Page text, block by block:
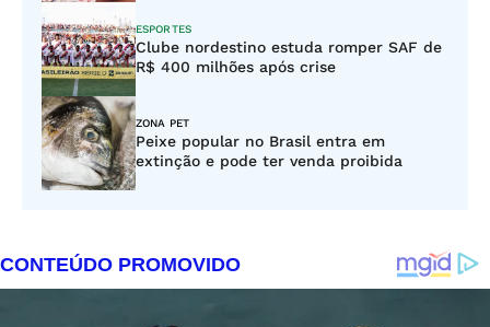
ESPORTES
Clube nordestino estuda romper SAF de
R$ 400 milhões após crise
ZONA PET
Peixe popular no Brasil entra em
extinção e pode ter venda proibida